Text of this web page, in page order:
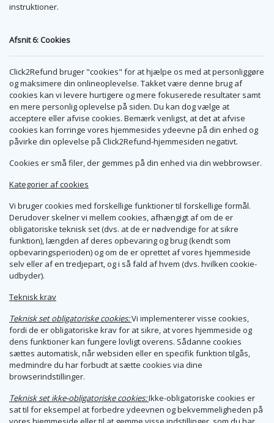
instruktioner.
Afsnit 6: Cookies
Click2Refund bruger "cookies" for at hjælpe os med at personliggøre
og maksimere din onlineoplevelse. Takket være denne brug af
cookies kan vi levere hurtigere og mere fokuserede resultater samt
en mere personlig oplevelse på siden. Du kan dog vælge at
acceptere eller afvise cookies. Bemærk venligst, at det at afvise
cookies kan forringe vores hjemmesides ydeevne på din enhed og
påvirke din oplevelse på Click2Refund-hjemmesiden negativt.
Cookies er små filer, der gemmes på din enhed via din webbrowser.
Kategorier af cookies
Vi bruger cookies med forskellige funktioner til forskellige formål.
Derudover skelner vi mellem cookies, afhængigt af om de er
obligatoriske teknisk set (dvs. at de er nødvendige for at sikre
funktion), længden af deres opbevaring og brug (kendt som
opbevaringsperioden) og om de er oprettet af vores hjemmeside
selv eller af en tredjepart, og i så fald af hvem (dvs. hvilken cookie-
udbyder).
Teknisk krav
Teknisk set obligatoriske cookies:Vi implementerer visse cookies,
fordi de er obligatoriske krav for at sikre, at vores hjemmeside og
dens funktioner kan fungere lovligt overens. Sådanne cookies
sættes automatisk, når websiden eller en specifik funktion tilgås,
medmindre du har forbudt at sætte cookies via dine
browserindstillinger.
Teknisk set ikke-obligatoriske cookies:Ikke-obligatoriske cookies er
sat til for eksempel at forbedre ydeevnen og bekvemmeligheden på